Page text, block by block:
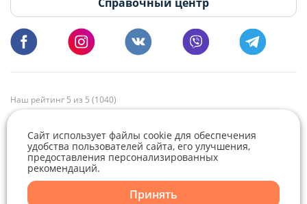
Пишите и звоните нам в будние дни с 8:00 до 20:00.
Наш рейтинг 5 из 5 (1040)
Сайт использует файлы cookie для обеспечения
удобства пользователей сайта, его улучшения,
предоставления персонализированных
рекомендаций.
Принять